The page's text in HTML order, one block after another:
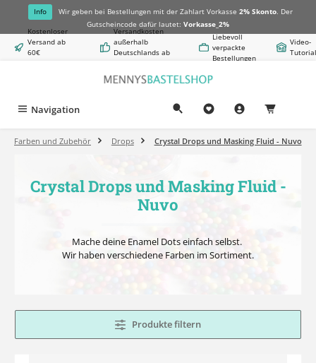
springen
Info Wir geben bei Bestellungen mit der Zahlart Vorkasse 2% Skonto. Der
Gutscheincode dafür lautet: Vorkasse_2%
Kostenloser
Versand ab
60€
Versandkosten
außerhalb
Deutschlands ab
Liebevoll
verpackte
Bestellungen
Video-
Navigation
Farben und Zubehör Drops Crystal Drops und Masking Fluid - Nuvo
Crystal Drops und Masking Fluid -
Nuvo
Mache deine Enamel Dots einfach selbst.
Wir haben verschiedene Farben im Sortiment.
Produkte filtern